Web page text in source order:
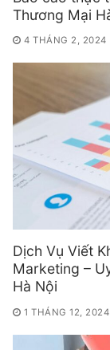
Thương Mại
4 THÁNG 2, 2024
Dịch Vụ Viết
Marketing –
Hà Nội
1 THÁNG 12, 2024